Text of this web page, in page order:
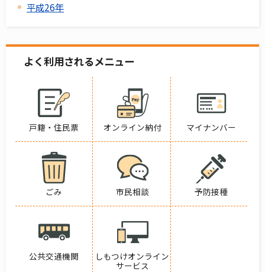
平成26年
よく利用されるメニュー
戸籍・住民票 オンライン納付 マイナンバー
ごみ 市民相談 予防接種
公共交通機関
しもつけオンライン
サービス